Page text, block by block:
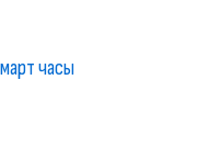
часы